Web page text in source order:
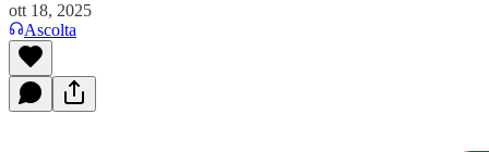
ott 18, 2025
Ascolta